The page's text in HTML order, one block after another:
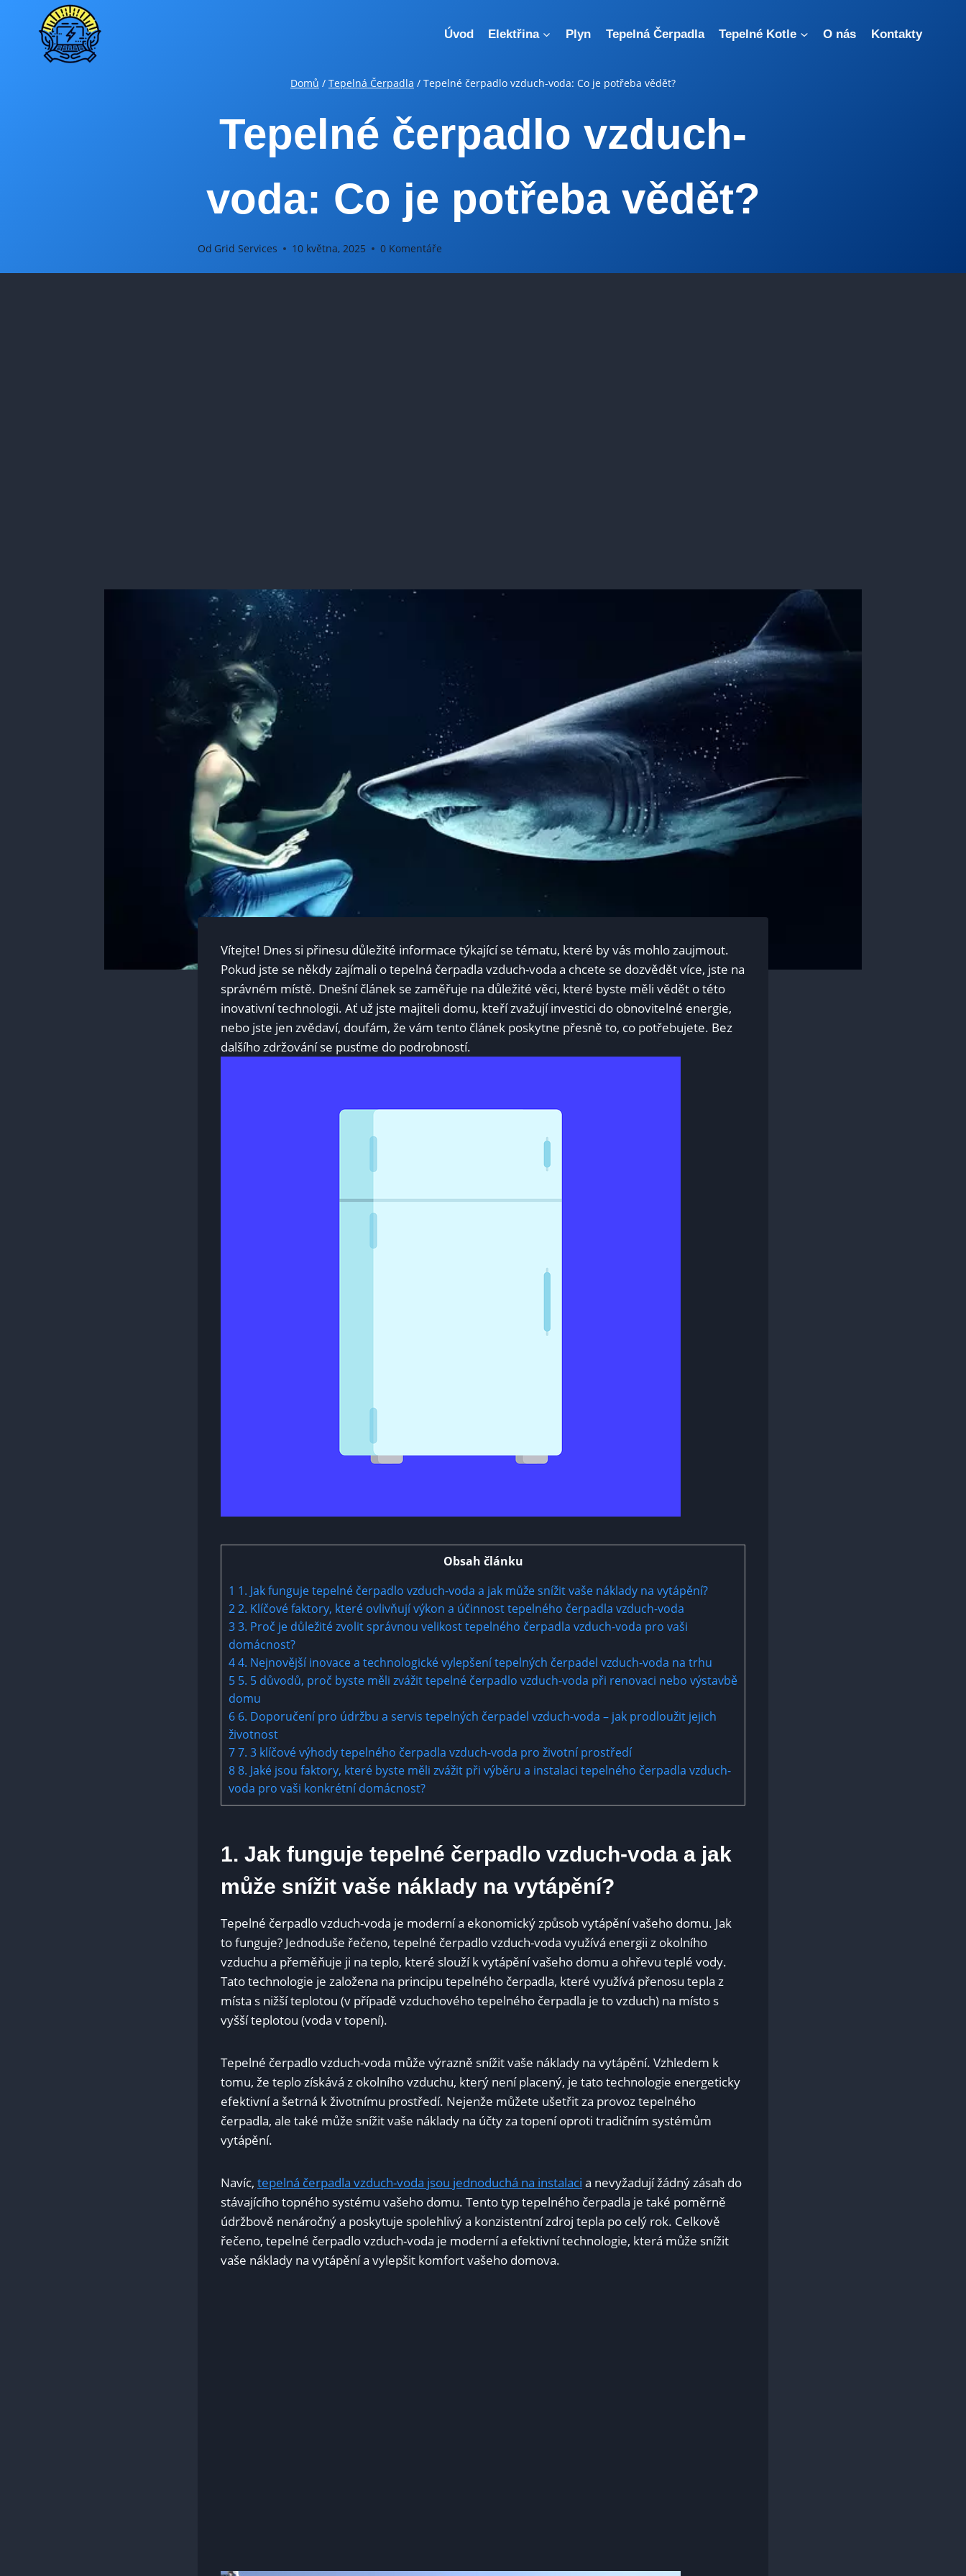
Přeskočit
Úvod Elektřina Plyn Tepelná Čerpadla Tepelné Kotle O nás Kontakty
Domů / Tepelná Čerpadla / Tepelné čerpadlo vzduch-voda: Co je potřeba vědět?
Tepelné čerpadlo vzduch-
voda: Co je potřeba vědět?
Od Grid Services 10 května, 2025 0 Komentáře
Vítejte! Dnes si přinesu důležité informace týkající se tématu, které by vás mohlo zaujmout.
Pokud jste se někdy zajímali o tepelná čerpadla vzduch-voda a chcete se dozvědět více, jste na
správném místě. Dnešní článek se zaměřuje na důležité věci, které byste měli vědět o této
inovativní technologii. Ať už jste majiteli domu, kteří zvažují investici do obnovitelné energie,
nebo jste jen zvědaví, doufám, že vám tento článek poskytne přesně to, co potřebujete. Bez
dalšího zdržování se pusťme do podrobností.
Obsah článku
1 1. Jak funguje tepelné čerpadlo vzduch-voda a jak může snížit vaše náklady na vytápění?
22. Klíčové faktory, které ovlivňují výkon a účinnost tepelného čerpadla vzduch-voda
33. Proč je důležité zvolit správnou velikost tepelného čerpadla vzduch-voda pro vaši
domácnost?
44. Nejnovější inovace a technologické vylepšení tepelných čerpadel vzduch-voda na trhu
5 5. 5 důvodů, proč byste měli zvážit tepelné čerpadlo vzduch-voda při renovaci nebo výstavbě
domu
6 6. Doporučení pro údržbu a servis tepelných čerpadel vzduch-voda – jak prodloužit jejich
životnost
77. 3 klíčové výhody tepelného čerpadla vzduch-voda pro životní prostředí
88. Jaké jsou faktory, které byste měli zvážit při výběru a instalaci tepelného čerpadla vzduch-
voda pro vaši konkrétní domácnost?
1. Jak funguje tepelné čerpadlo vzduch-voda a jak
může snížit vaše náklady na vytápění?
Tepelné čerpadlo vzduch-voda je moderní a ekonomický způsob vytápění vašeho domu. Jak
to funguje? Jednoduše řečeno, tepelné čerpadlo vzduch-voda využívá energii z okolního
vzduchu a přeměňuje ji na teplo, které slouží k vytápění vašeho domu a ohřevu teplé vody.
Tato technologie je založena na principu tepelného čerpadla, které využívá přenosu tepla z
místa s nižší teplotou (v případě vzduchového tepelného čerpadla je to vzduch) na místo s
vyšší teplotou (voda v topení).
Tepelné čerpadlo vzduch-voda může výrazně snížit vaše náklady na vytápění. Vzhledem k
tomu, že teplo získává z okolního vzduchu, který není placený, je tato technologie energeticky
efektivní a šetrná k životnímu prostředí. Nejenže můžete ušetřit za provoz tepelného
čerpadla, ale také může snížit vaše náklady na účty za topení oproti tradičním systémům
vytápění.
Navíc, tepelná čerpadla vzduch-voda jsou jednoduchá na instalaci a nevyžadují žádný zásah do
stávajícího topného systému vašeho domu. Tento typ tepelného čerpadla je také poměrně
údržbově nenáročný a poskytuje spolehlivý a konzistentní zdroj tepla po celý rok. Celkově
řečeno, tepelné čerpadlo vzduch-voda je moderní a efektivní technologie, která může snížit
vaše náklady na vytápění a vylepšit komfort vašeho domova.